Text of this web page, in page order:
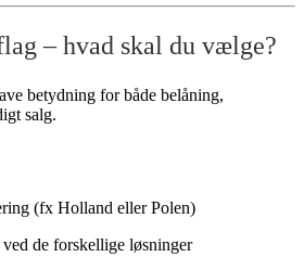
– hvad skal du vælge?
betydning for både belåning,
salg.
(fx Holland eller Polen)
de forskellige løsninger